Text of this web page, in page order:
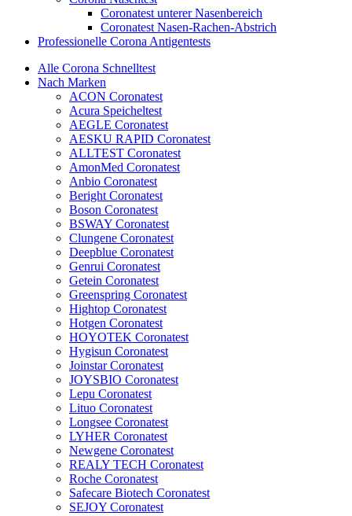
Coronatest unterer Nasenbereich
Coronatest Nasen-Rachen-Abstrich
Professionelle Corona Antigentests
Alle Corona Schnelltest
Nach Marken
ACON Coronatest
Acura Speicheltest
AEGLE Coronatest
AESKU RAPID Coronatest
ALLTEST Coronatest
AmonMed Coronatest
Anbio Coronatest
Beright Coronatest
Boson Coronatest
BSWAY Coronatest
Clungene Coronatest
Deepblue Coronatest
Genrui Coronatest
Getein Coronatest
Greenspring Coronatest
Hightop Coronatest
Hotgen Coronatest
HOYOTEK Coronatest
Hygisun Coronatest
Joinstar Coronatest
JOYSBIO Coronatest
Lepu Coronatest
Lituo Coronatest
Longsee Coronatest
LYHER Coronatest
Newgene Coronatest
REALY TECH Coronatest
Roche Coronatest
Safecare Biotech Coronatest
SEJOY Coronatest